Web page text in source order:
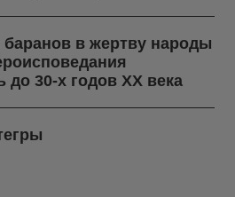
баранов в жертву народы
до 30-х годов ХХ века